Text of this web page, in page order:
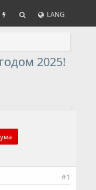
LANG
2025!
#1